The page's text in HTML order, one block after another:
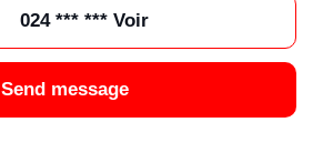
024 *** *** Voir
Send message